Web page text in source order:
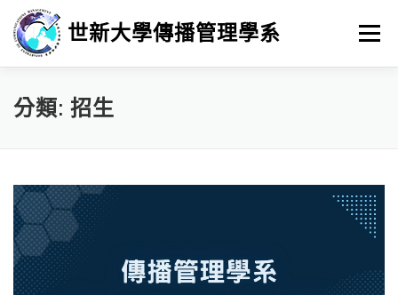
世新大學傳播管理學系 選單
最新消息 招生
分類: 招生